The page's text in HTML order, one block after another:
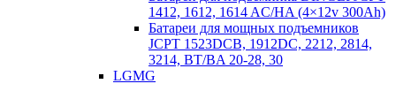
1412, 1612, 1614 AC/HA (4×12v 300Ah)
Батареи для мощных подъемников
JCPT 1523DCB, 1912DC, 2212, 2814,
3214, BT/BA 20-28, 30
LGMG